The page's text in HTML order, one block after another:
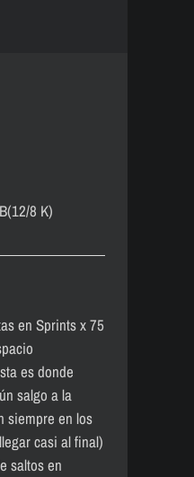
8 K)
en Sprints x 75
es donde
salgo a la
siempre en los
casi al final)
saltos en